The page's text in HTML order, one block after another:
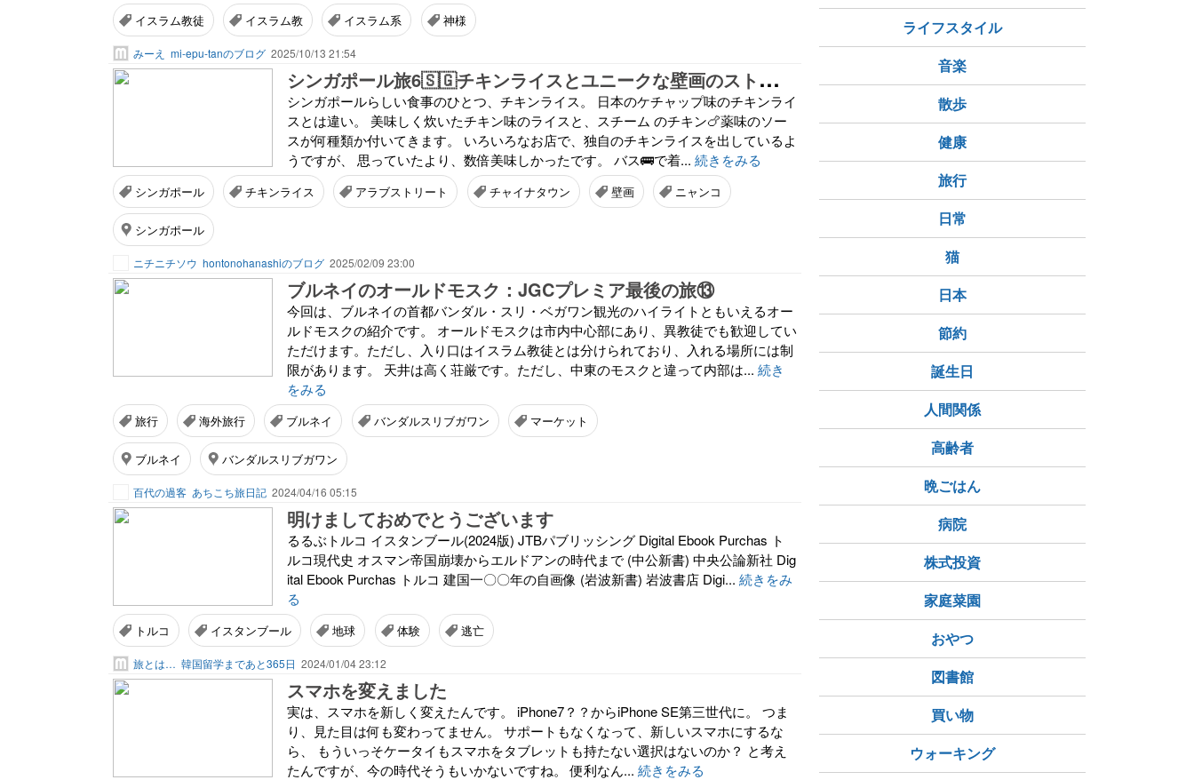
イスラム教徒 イスラム教 イスラム系 神様
みーえ mi-epu-tanのブログ 2025/10/13 21:54
シ
ンガポール旅6🇸🇬チキンライスとユニークな壁画のストリート
シンガポールらしい食事のひとつ、チキンライス。 日本のケチャップ味のチキンライ
スとは違い。 美味しく炊いたチキン味のライスと、スチーム のチキン🍗薬味のソー
スが何種類か付いてきます。 いろいろなお店で、独自のチキンライスを出しているよ
うですが、 思っていたより、数倍美味しかったです。 バス🚌で着... 続きをみる
シンガポール チキンライス アラブストリート チャイナタウン 壁画 ニャンコ
シンガポール
ニチニチソウ hontonohanashiのブログ 2025/02/09 23:00
ブルネイのオールドモスク：JGCプレミア最後の旅⑬
今回は、ブルネイの首都バンダル・スリ・ベガワン観光のハイライトともいえるオー
ルドモスクの紹介です。 オールドモスクは市内中心部にあり、異教徒でも歓迎してい
ただけます。ただし、入り口はイスラム教徒とは分けられており、入れる場所には制
限があります。 天井は高く荘厳です。ただし、中東のモスクと違って内部は... 続き
をみる
旅行 海外旅行 ブルネイ バンダルスリブガワン マーケット
ブルネイ バンダルスリブガワン
百代の過客 あちこち旅日記 2024/04/16 05:15
明けましておめでとうございます
るるぶトルコ イスタンブール(2024版) JTBパブリッシング Digital Ebook Purchas ト
ルコ現代史 オスマン帝国崩壊からエルドアンの時代まで (中公新書) 中央公論新社 Dig
ital Ebook Purchas トルコ 建国一〇〇年の自画像 (岩波新書) 岩波書店 Digi... 続きをみ
る
トルコ イスタンブール 地球 体験 逃亡
旅とは… 韓国留学まであと365日 2024/01/04 23:12
スマホを変えました
実は、スマホを新しく変えたんです。 iPhone7？？からiPhone SE第三世代に。 つま
り、見た目は何も変わってません。 サポートもなくなって、新しいスマホにするな
ら、 もういっそケータイもスマホをタブレットも持たない選択はないのか？ と考え
たんですが、今の時代そうもいかないですね。 便利なん... 続きをみる
ライフスタイル
音楽
散歩
健康
旅行
日常
猫
日本
節約
誕生日
人間関係
高齢者
晩ごはん
病院
株式投資
家庭菜園
おやつ
図書館
買い物
ウォーキング